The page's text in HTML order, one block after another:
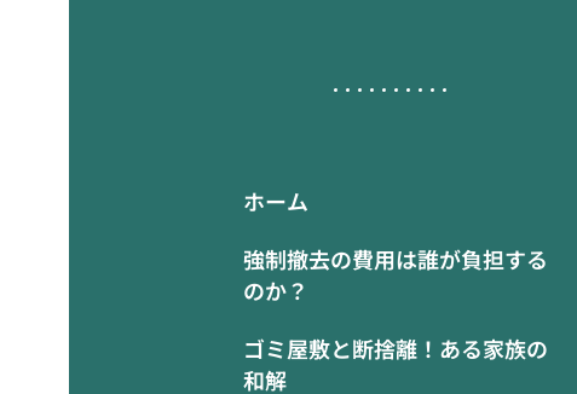
ホーム
強制撤去の費用は誰が負担する
のか？
ゴミ屋敷と断捨離！ある家族の
和解